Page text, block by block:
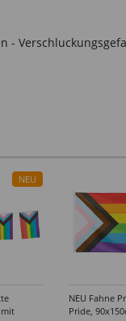
NEU
mit
NEU Fahne
Pride,